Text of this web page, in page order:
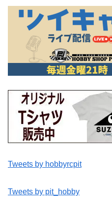
Tweets by hobbyrcpit
Tweets by pit_hobby